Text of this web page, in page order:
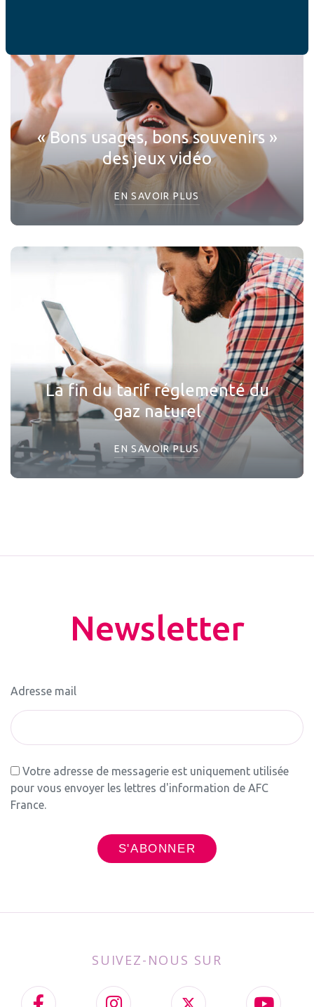
« Bons usages, bons souvenirs »
des jeux vidéo
EN SAVOIR PLUS
La fin du tarif réglementé du
gaz naturel
EN SAVOIR PLUS
Newsletter
Adresse mail
Votre adresse de messagerie est uniquement utilisée
pour vous envoyer les lettres d'information de AFC
France.
SUIVEZ-NOUS SUR